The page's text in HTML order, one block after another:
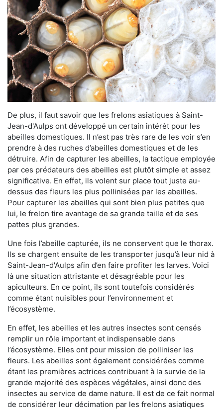
De plus, il faut savoir que les frelons asiatiques à Saint-
Jean-d'Aulps ont développé un certain intérêt pour les
abeilles domestiques. Il n’est pas très rare de les voir s’en
prendre à des ruches d’abeilles domestiques et de les
détruire. Afin de capturer les abeilles, la tactique employée
par ces prédateurs des abeilles est plutôt simple et assez
significative. En effet, ils volent sur place tout juste au-
dessus des fleurs les plus pollinisées par les abeilles.
Pour capturer les abeilles qui sont bien plus petites que
lui, le frelon tire avantage de sa grande taille et de ses
pattes plus grandes.
Une fois l’abeille capturée, ils ne conservent que le thorax.
Ils se chargent ensuite de les transporter jusqu’à leur nid à
Saint-Jean-d'Aulps afin d’en faire profiter les larves. Voici
là une situation attristante et désagréable pour les
apiculteurs. En ce point, ils sont toutefois considérés
comme étant nuisibles pour l’environnement et
l’écosystème.
En effet, les abeilles et les autres insectes sont censés
remplir un rôle important et indispensable dans
l’écosystème. Elles ont pour mission de polliniser les
fleurs. Les abeilles sont également considérées comme
étant les premières actrices contribuant à la survie de la
grande majorité des espèces végétales, ainsi donc des
insectes au service de dame nature. Il est de ce fait normal
de considérer leur décimation par les frelons asiatiques